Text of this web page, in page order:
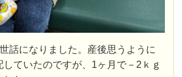
話になりました。産後思うように
ていたのですが、1ヶ月で－2ｋｇ